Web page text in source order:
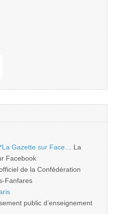
*La Gazette sur Face…
La
Facebook
de la Confédération
Fanfares
public d’enseignement